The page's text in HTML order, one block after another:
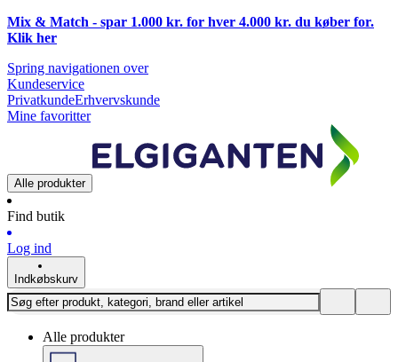
Mix & Match - spar 1.000 kr. for hver 4.000 kr. du køber for.
Klik her
Spring navigationen over
Kundeservice
PrivatkundeErhvervskunde
Mine favoritter
Alle produkter
Find butik
Log ind
Indkøbskurv
Alle produkter